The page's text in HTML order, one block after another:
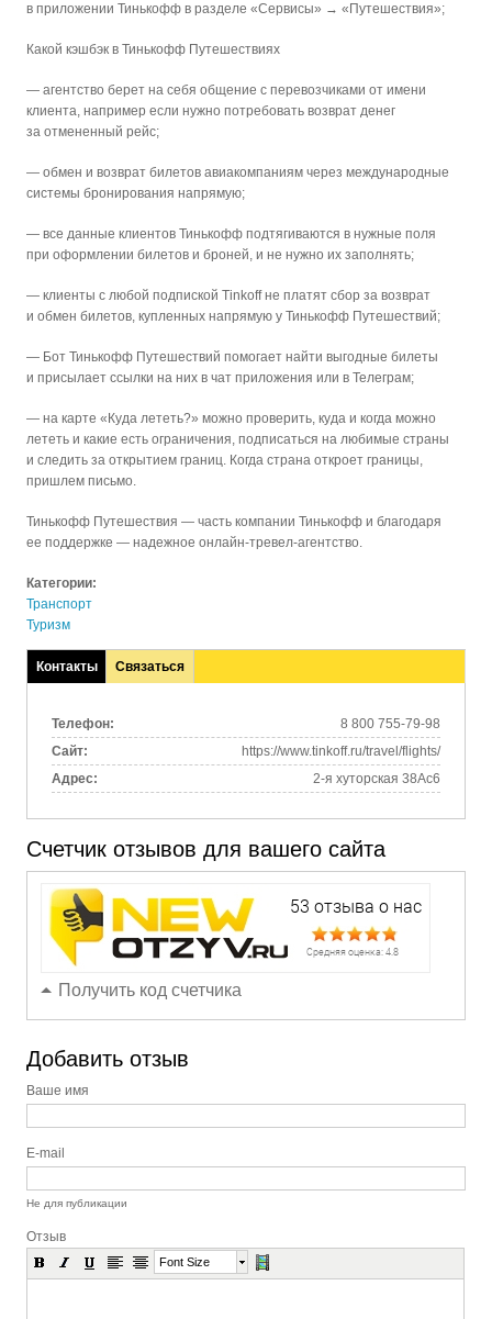
в приложении Тинькофф в разделе «Сервисы» → «Путешествия»;
Какой кэшбэк в Тинькофф Путешествиях
— агентство берет на себя общение с перевозчиками от имени
клиента, например если нужно потребовать возврат денег
за отмененный рейс;
— обмен и возврат билетов авиакомпаниям через международные
системы бронирования напрямую;
— все данные клиентов Тинькофф подтягиваются в нужные поля
при оформлении билетов и броней, и не нужно их заполнять;
— клиенты с любой подпиской Tinkoff не платят сбор за возврат
и обмен билетов, купленных напрямую у Тинькофф Путешествий;
— Бот Тинькофф Путешествий помогает найти выгодные билеты
и присылает ссылки на них в чат приложения или в Телеграм;
— на карте «Куда лететь?» можно проверить, куда и когда можно
лететь и какие есть ограничения, подписаться на любимые страны
и следить за открытием границ. Когда страна откроет границы,
пришлем письмо.
Тинькофф Путешествия — часть компании Тинькофф и благодаря
ее поддержке — надежное онлайн-тревел-агентство.
Категории:
Транспорт
Туризм
Контакты
(активная
Связаться
Телефон:
8 800 755-79-98
Сайт:
https://www.tinkoff.ru/travel/flights/
Адрес:
2-я хуторская 38Ас6
Счетчик отзывов для вашего сайта
Получить код счетчика
Добавить отзыв
Ваше имя
E-mail
Не для публикации
Отзыв
Font Size